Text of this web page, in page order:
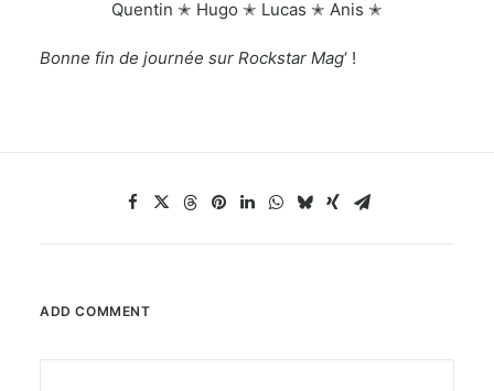
Quentin ✭ Hugo ✭ Lucas ✭ Anis ✭
Bonne fin de journée sur Rockstar Mag‘ !
ADD COMMENT